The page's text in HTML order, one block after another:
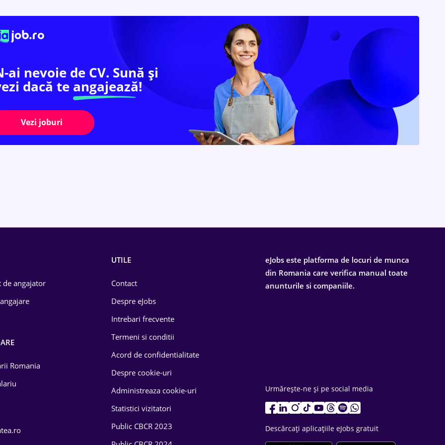
ai nevoie de CV. Sună și
dacă te angajează!
Vezi joburi
de angajator
Romania
UTILE
Contact
Despre eJobs
Intrebari frecvente
Termeni si conditii
Acord de confidentialitate
Despre cookie-uri
Administreaza cookie-uri
Statistici vizitatori
Public CBCR 2023
eJobs este platforma de locuri de munca
din Romania care verifica manual toate
anunturile si companiile.
Urmărește-ne și pe social media
Descărcați aplicațiile eJobs gratuit